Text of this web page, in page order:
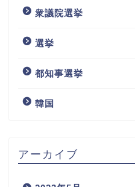
衆議院選挙
選挙
都知事選挙
韓国
アーカイブ